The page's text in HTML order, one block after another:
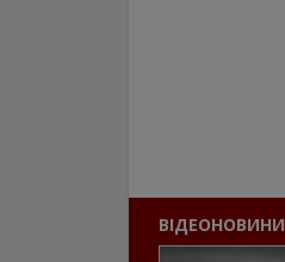
ВІДЕОНОВИНИ